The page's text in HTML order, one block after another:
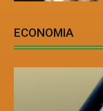
ECONOMIA